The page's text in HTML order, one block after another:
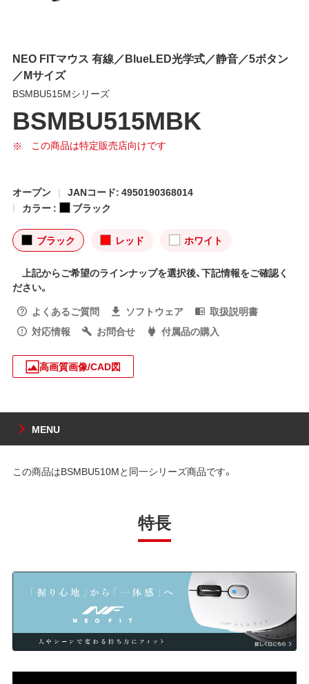
NEO FITマウス 有線／BlueLED光学式／静音／5ボタン
／Mサイズ
BSMBU515Mシリーズ
BSMBU515MBK
この商品は特定販売店向けです
オープン
JANコード: 4950190368014
カラー :
ブラック
ブラック レッド ホワイト
上記からご希望のラインナップを選択後、下記情報をご確認く
ださい。
よくあるご質問
ソフトウェア
取扱説明書
対応情報
お問合せ 付属品の購入
高画質画像/CAD図
MENU
この商品はBSMBU510Mと同一シリーズ商品です。
特長